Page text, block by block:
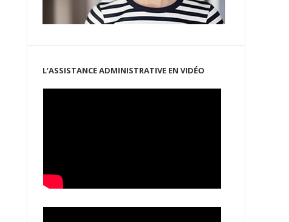
L’ASSISTANCE ADMINISTRATIVE EN VIDÉO